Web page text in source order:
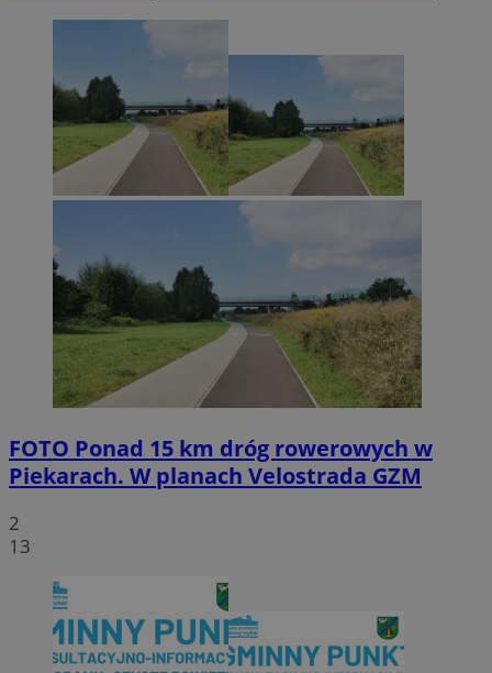
FOTO Ponad 15 km dróg rowerowych w
Piekarach. W planach Velostrada GZM
2
13